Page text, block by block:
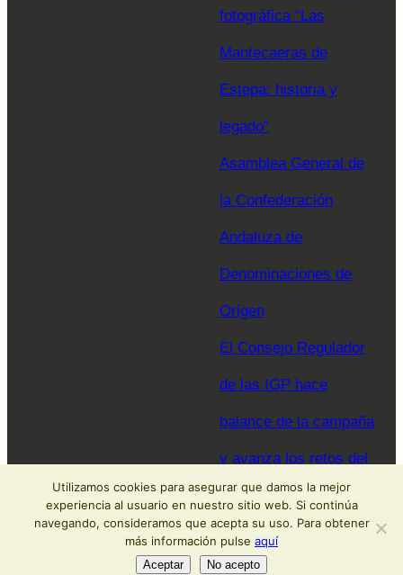
fotográfica “Las
Mantecaeras de
Estepa: historia y
legado”
Asamblea General de
la Confederación
Andaluza de
Denominaciones de
Origen
El Consejo Regulador
de las IGP hace
balance de la campaña
y avanza los retos del
sector para 2026
Utilizamos cookies para asegurar que damos la mejor
experiencia al usuario en nuestro sitio web. Si continúa
navegando, consideramos que acepta su uso. Para obtener
más información pulse aquí
Aceptar No acepto